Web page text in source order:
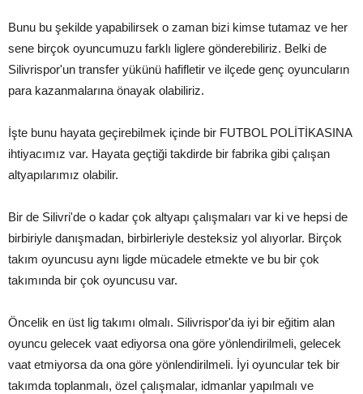
Bunu bu şekilde yapabilirsek o zaman bizi kimse tutamaz ve her
sene birçok oyuncumuzu farklı liglere gönderebiliriz. Belki de
Silivrispor'un transfer yükünü hafifletir ve ilçede genç oyuncuların
para kazanmalarına önayak olabiliriz.
İşte bunu hayata geçirebilmek içinde bir FUTBOL POLİTİKASINA
ihtiyacımız var. Hayata geçtiği takdirde bir fabrika gibi çalışan
altyapılarımız olabilir.
Bir de Silivri'de o kadar çok altyapı çalışmaları var ki ve hepsi de
birbiriyle danışmadan, birbirleriyle desteksiz yol alıyorlar. Birçok
takım oyuncusu aynı ligde mücadele etmekte ve bu bir çok
takımında bir çok oyuncusu var.
Öncelik en üst lig takımı olmalı. Silivrispor'da iyi bir eğitim alan
oyuncu gelecek vaat ediyorsa ona göre yönlendirilmeli, gelecek
vaat etmiyorsa da ona göre yönlendirilmeli. İyi oyuncular tek bir
takımda toplanmalı, özel çalışmalar, idmanlar yapılmalı ve